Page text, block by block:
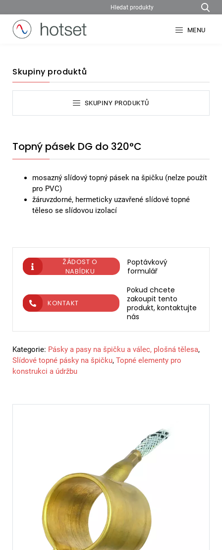
MENU
Skupiny produktů
SKUPINY PRODUKTŮ
Topný pásek DG do 320°C
mosazný slídový topný pásek na špičku (nelze použít
pro PVC)
žáruvzdorné, hermeticky uzavřené slídové topné
těleso se slídovou izolací
Poptávkový
formulář
ŽÁDOST O
NABÍDKU
Pokud chcete
zakoupit tento
produkt, kontaktujte
nás
KONTAKT
Kategorie: Pásky a pasy na špičku a válec, plošná tělesa,
Slídové topné pásky na špičku, Topné elementy pro
konstrukci a údržbu